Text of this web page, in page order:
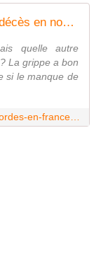
Crématoriums débordés en France, décès en nombre en GB : pourquoi ?
quelle autre
La grippe a bon
si le manque de